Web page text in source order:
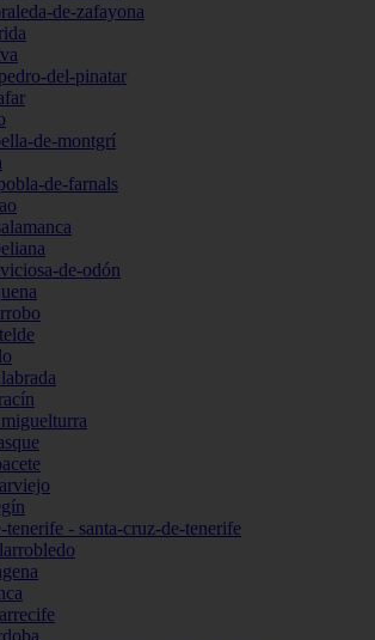
de-zafayona
del-pinatar
de-montgrí
de-farnals
de-odón
tenerife - santa-cruz-de-tenerife